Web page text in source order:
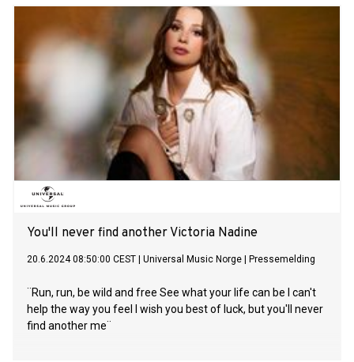
USA), LARA (Los Angeles, CA USA), MANON (Zürich, Sveits),
MEGAN (Honolulu, HI USA), SOPHIA (Manila, Filippinene) og
YOONCHAE (Seoul, Sør-Korea). Vogue kåret gruppen til en
av "Acts to Watch This Year", og bemerket: “KATSEYE’s
members are out to change the look and sound of modern
pop as we know it”. PEOPLE erklærte: “Feminine, powerful
and unique is the only way to describe the hot new girl group
that is KATSEYE”. Det vil bli sluppet en dokumentarserie på
Netflix senere i år hvor vi får se prosessen med å finne de
seks medlemmene av KATSEYE. I dag slapp Imagine
Dragons det nye albumet LOOM. Albumet slippes ti år etter
deres gjennombrudd og er produsert av
You'll never find another Victoria Nadine
20.6.2024 08:50:00 CEST Universal Music Norge Pressemelding
¨Run, run, be wild and free See what your life can be I can't
help the way you feel I wish you best of luck, but you'll never
find another me¨